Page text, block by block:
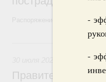
-
-
Распоряжение от 28 июля
Оборот
Правительство